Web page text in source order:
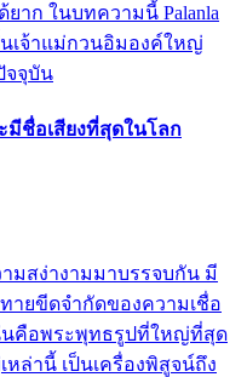
าก ในบทความนี้ Palanla
เจ้าแม่กวนอิมองค์ใหญ่
จจุบัน
ชื่อเสียงที่สุดในโลก
มสง่างามมาบรรจบกัน มี
ายขีดจำกัดของความเชื่อ
นคือพระพุทธรูปที่ใหญ่ที่สุด
ล่านี้ เป็นเครื่องพิสูจน์ถึง